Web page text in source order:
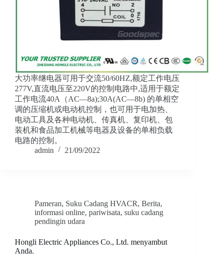
大功率继电器可用于交流50/60HZ,额定工作电压
277V,直流电压至220V的控制电路中,适用于额定
工作电流40A（AC—8a);30A(AC—8b) 的单相空
调的压缩机或电动机控制，也可用于电加热、
电动工具及各种电动机、传真机、复印机、包
装机和食品加工机械等电器及设备的单相负载
电路的控制。
admin
21/09/2022
Pameran, Suku Cadang HVACR, Berita,
informasi online, pariwisata, suku cadang
pendingin udara
Hongli Electric Appliances Co., Ltd. menyambut
Anda.